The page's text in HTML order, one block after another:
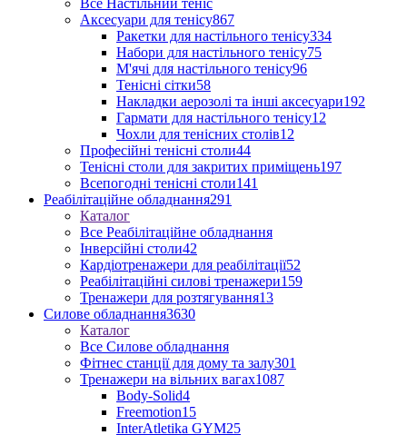
Все Настільний теніс
Аксесуари для тенісу867
Ракетки для настільного тенісу334
Набори для настільного тенісу75
М'ячі для настільного тенісу96
Тенісні сітки58
Накладки аерозолі та інші аксесуари192
Гармати для настільного тенісу12
Чохли для тенісних столів12
Професійні тенісні столи44
Тенісні столи для закритих приміщень197
Всепогодні тенісні столи141
Реабілітаційне обладнання291
Каталог
Все Реабілітаційне обладнання
Інверсійні столи42
Кардіотренажери для реабілітації52
Реабілітаційні силові тренажери159
Тренажери для розтягування13
Силове обладнання3630
Каталог
Все Силове обладнання
Фітнес станції для дому та залу301
Тренажери на вільних вагах1087
Body-Solid4
Freemotion15
InterAtletika GYM25